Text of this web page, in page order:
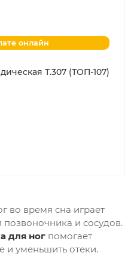
онлайн
Т.307 (ТОП-107)
во время сна играет
и сосудов.
для ног помогает
и уменьшить отеки.